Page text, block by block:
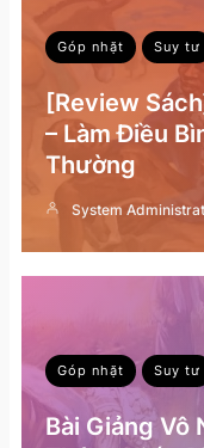
Góp nhặt Suy tư
[Review
– Làm Điều
Thường
System
Góp nhặt Suy tư
Bài Giảng Vô